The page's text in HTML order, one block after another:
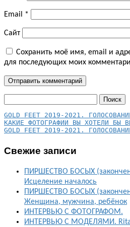
Email *
Сайт
Сохранить моё имя, email и
для последующих моих
КАКИЕ ФОТОГРАФИИ ВЫ ХОТЕЛИ БЫ
GOLD FEET 2019-2021.
Свежие записи
ПИРШЕСТВО БОСЫХ
Исцеление началось
ПИРШЕСТВО БОСЫХ
Женщина, мужчина, ребёнок
ИНТЕРВЬЮ С ФОТОГРАФОМ.
ИНТЕРВЬЮ С МОДЕЛЯМИ.